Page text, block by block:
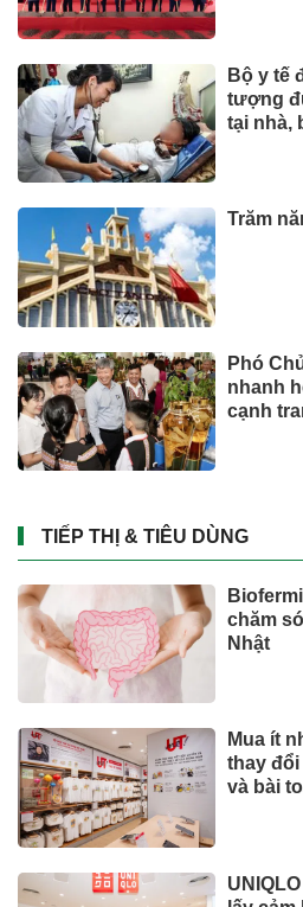
Bộ y tế
tượng
tại nhà,
Trăm
Phó
nhanh
cạnh
TIẾP THỊ & TIÊU DÙNG
chăm
Nhật
Mua ít
thay
và bài